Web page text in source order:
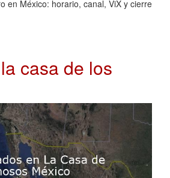
en México: horario, canal, ViX y cierre
casa de los